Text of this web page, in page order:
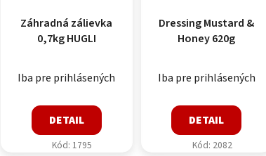
Záhradná zálievka
0,7kg HUGLI
Iba pre prihlásených
DETAIL
Kód: 1795
Dressing Mustard &
Honey 620g
Iba pre prihlásených
DETAIL
Kód: 2082